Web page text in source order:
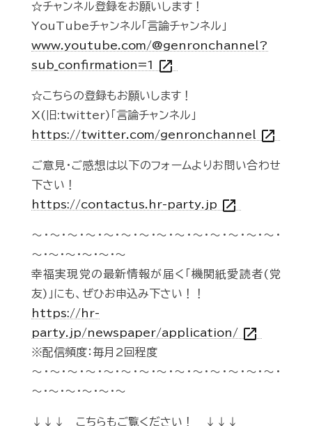
☆チャンネル登録をお願いします！
YouTubeチャンネル「言論チャンネル」
www.youtube.com/@genronchannel?
sub_confirmation=1 open_in_new
☆こちらの登録もお願いします！
X(旧:twitter)「言論チャンネル」
https://twitter.com/genronchannel open_in_new
ご意見・ご感想は以下のフォームよりお問い合わせ
下さい！
https://contactus.hr-party.jp open_in_new
～・～・～・～・～・～・～・～・～・～・～・～・～・～・
～・～・～・～・～・～
幸福実現党の最新情報が届く「機関紙愛読者(党
友)」にも、ぜひお申込み下さい！！
https://hr-
party.jp/newspaper/application/ open_in_new
※配信頻度：毎月2回程度
～・～・～・～・～・～・～・～・～・～・～・～・～・～・
～・～・～・～・～・～
↓↓↓ こちらもご覧ください！ ↓↓↓